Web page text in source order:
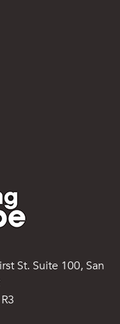
St. Suite 100, San
R3